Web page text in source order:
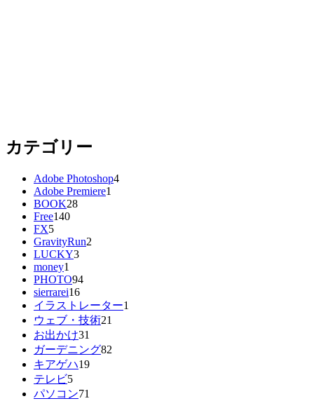
カテゴリー
Adobe Photoshop4
Adobe Premiere1
BOOK28
Free140
FX5
GravityRun2
LUCKY3
money1
PHOTO94
sierrarei16
イラストレーター1
ウェブ・技術21
お出かけ31
ガーデニング82
キアゲハ19
テレビ5
パソコン71